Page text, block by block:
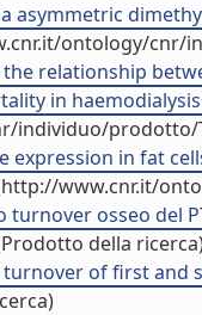
asymmetric
ontology/cnr/
relationship
in
individuo/prodotto/
expression in fat
www.cnr.it/
osseo del
della
of first and